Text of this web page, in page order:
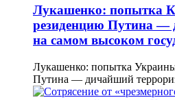
Лукашенко: попытка
резиденцию Путина —
на самом высоком
Лукашенко: попытка
Путина — дичайший